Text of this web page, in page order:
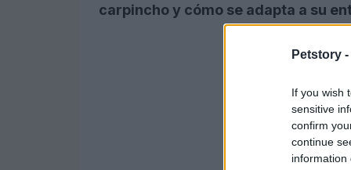
Petstory -
If you wish
sensitive
confirm
continue
information
carpincho y cómo se adapta a su